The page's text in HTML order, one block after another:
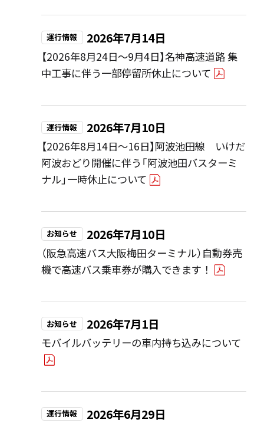
運行情報 2026年7月14日
【2026年8月24日～9月4日】名神高速道路 集
中工事に伴う一部停留所休止について
運行情報 2026年7月10日
【2026年8月14日～16日】阿波池田線 いけだ
阿波おどり開催に伴う「阿波池田バスターミ
ナル」一時休止について
お知らせ 2026年7月10日
（阪急高速バス大阪梅田ターミナル）自動券売
機で高速バス乗車券が購入できます！
お知らせ 2026年7月1日
モバイルバッテリーの車内持ち込みについて
運行情報 2026年6月29日